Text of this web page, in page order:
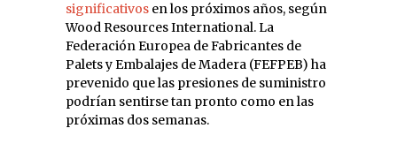
significativos en los próximos años, según
Wood Resources International. La
Federación Europea de Fabricantes de
Palets y Embalajes de Madera (FEFPEB) ha
prevenido que las presiones de suministro
podrían sentirse tan pronto como en las
próximas dos semanas.